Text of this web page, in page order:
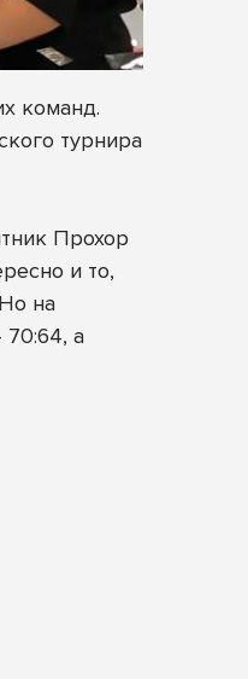
команд.
турнира
Прохор
и то,
на
а